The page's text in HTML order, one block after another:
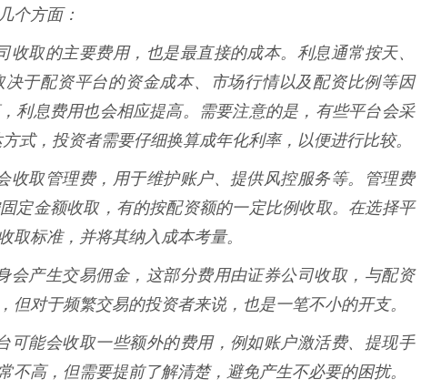
个方面：
收取的主要费用，也是最直接的成本。利息通常按天、
于配资平台的资金成本、市场行情以及配资比例等因
利息费用也会相应提高。需要注意的是，有些平台会采
方式，投资者需要仔细换算成年化利率，以便进行比较。
收取管理费，用于维护账户、提供风控服务等。管理费
定金额收取，有的按配资额的一定比例收取。在选择平
取标准，并将其纳入成本考量。
会产生交易佣金，这部分费用由证券公司收取，与配资
但对于频繁交易的投资者来说，也是一笔不小的开支。
可能会收取一些额外的费用，例如账户激活费、提现手
不高，但需要提前了解清楚，避免产生不必要的困扰。